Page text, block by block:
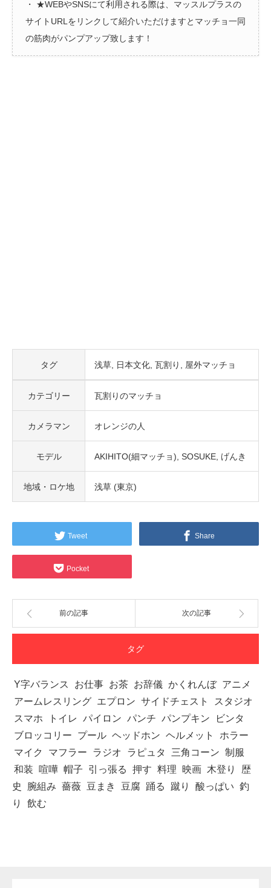
・ ★WEBやSNSにて利用される際は、マッスルプラスの
サイトURLをリンクして紹介いただけますとマッチョ一同
の筋肉がパンプアップ致します！
タグ 浅草 日本文化 瓦割り 屋外マッチョ
カテゴリー 瓦割りのマッチョ
カメラマン オレンジの人
モデル AKIHITO(細マッチョ) SOSUKE げんき
地域・ロケ地 浅草 (東京)
Tweet Share
Pocket
前の記事 次の記事
タグ
Y字バランス お仕事 お茶 お辞儀 かくれんぼ アニメ
アームレスリング エプロン サイドチェスト
スタジオ
スマホ
トイレ パイロン パンチ パンプキン
ビンタ
ブロッコリー
プール ヘッドホン ヘルメット
ホラー
マイク
マフラー ラジオ ラピュタ 三角コーン 制服
和装
喧嘩 帽子 引っ張る 押す 料理 映画 木登り
歴
史
腕組み 薔薇 豆まき 豆腐 踊る 蹴り 酸っぱい 釣
り
飲む